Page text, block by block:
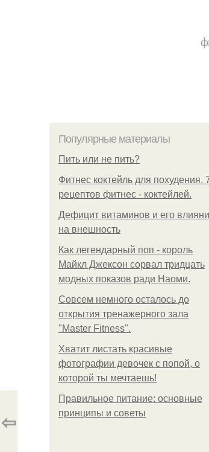
Популярные материалы
Пить или не пить?
Фитнес коктейль для похудения.
рецептов фитнес - коктейлей.
Дефицит витаминов и его
на внешность
Как легендарный поп - король
Майкл Джексон сорвал тридцать
модных показов ради Наоми.
Совсем немного осталось до
открытия тренажерного зала
"Master Fitness".
Хватит листать красивые
фотографии девочек с попой, о
которой ты мечтаешь!
Правильное питание: основные
принципы и советы
⇦